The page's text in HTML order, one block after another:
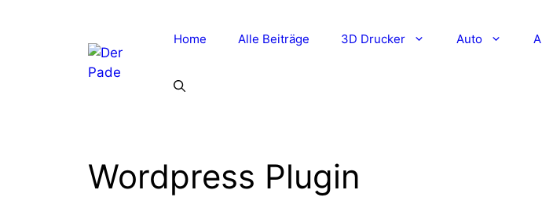
Home Alle Beiträge 3D Drucker Auto
Wordpress Plugin